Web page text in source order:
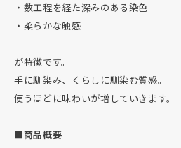
・数工程を経た深みのある染色
・柔らかな触感
が特徴です。
手に馴染み、くらしに馴染む質感。
使うほどに味わいが増していきます。
■商品概要